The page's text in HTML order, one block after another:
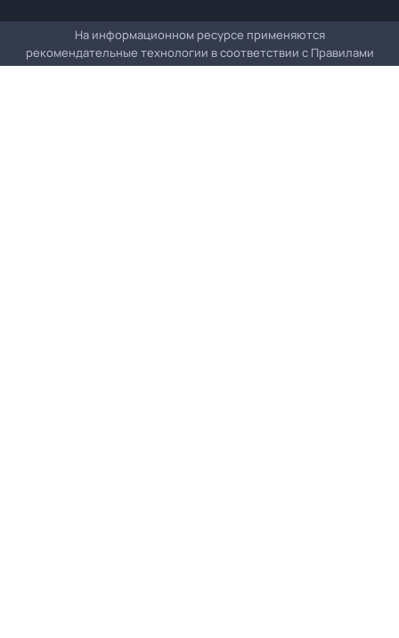
На информационном ресурсе применяются
рекомендательные технологии в соответствии с Правилами